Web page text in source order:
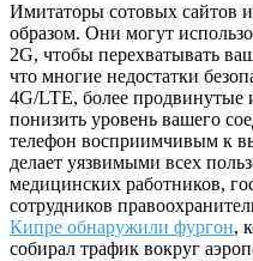
Имитаторы сотовых сайтов
образом. Они могут
2G, чтобы перехватывать
что многие недостатки
4G/LTE, более продвинутые
понизить уровень вашего
телефон восприимчивым к
делает уязвимыми всех
медицинских работников,
сотрудников
Кипре обнаружили фургон,
собирал трафик вокруг